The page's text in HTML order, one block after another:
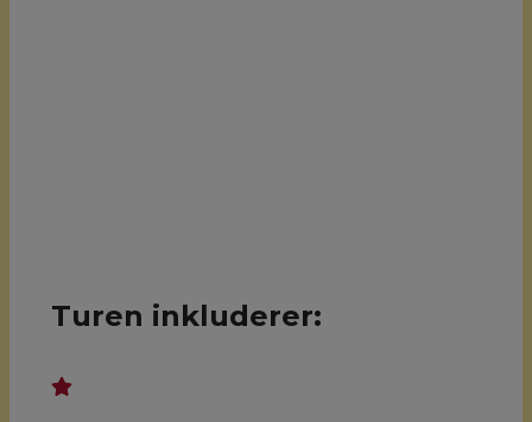
Turen inkluderer: